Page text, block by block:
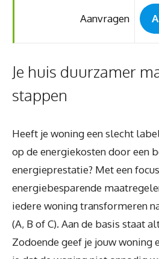
Aanvragen
Je huis duurzamer
stappen
Heeft je woning een slecht
op de energiekosten door een
energieprestatie? Met een
energiebesparende
iedere woning transformeren
(A, B of C). Aan de basis staat
Zodoende geef je jouw woning